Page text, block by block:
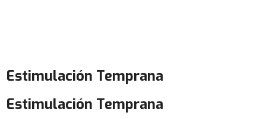
Estimulación Temprana
Estimulación Temprana